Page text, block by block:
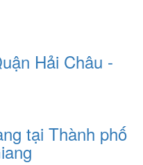
Hải Châu -
tại Thành phố